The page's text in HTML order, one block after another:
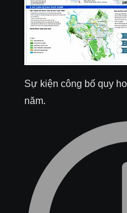
Sự kiện công bố quy
năm.